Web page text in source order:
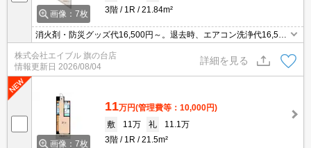
画像：7枚
3階
1R 21.84m²
消火剤・防災グッズ代16,500円～。退去時、エアコン洗浄代16,500
円。退去時、室内清掃費(1,375円/㎡+基本料39,600円)要。1年未満
の解約時、違約金1ヶ月分発生。
株式会社エイブル 旗の台店
情報更新日 2026/08/04
詳細を見る
画像：7枚
11万円(管理費等：10,000円)
敷
11万 礼
11.1万
3階
1R 21.5m²